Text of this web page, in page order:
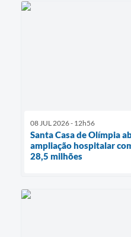
08 JUL 2026 - 12h56
Santa Casa de Olímpia
ampliação hospitalar
28,5 milhões